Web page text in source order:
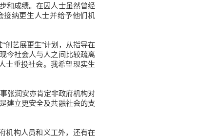
和成绩。在囚人士虽然曾经
接纳更生人士并给予他们机
艺展更生”计划，从指导在
今社会人与人之间比较疏离
士重投社会。我希望现实生
张润安亦肯定非政府机构对
建立更安全及共融社会的支
构人员和义工外，还有在